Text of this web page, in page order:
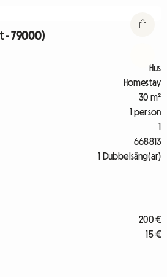
- 79000)
Hus
Homestay
30 m²
1 person
1
668813
1 Dubbelsäng(ar)
200 €
15 €